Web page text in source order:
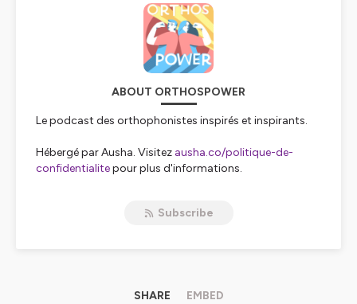
ABOUT ORTHOSPOWER
Le podcast des orthophonistes inspirés et inspirants.
Hébergé par Ausha. Visitez ausha.co/politique-de-
confidentialitepour plus d'informations.
Subscribe
SHARE EMBED